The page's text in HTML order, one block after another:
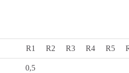
R1 R2 R3 R4 R5
0,5